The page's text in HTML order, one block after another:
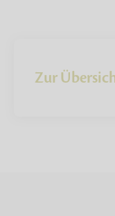
Zur